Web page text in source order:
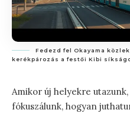
Fedezd fel Okayama
kerékpározás a festői Kibi
Amikor új helyekre
fókuszálunk, hogyan